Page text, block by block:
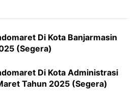
Di Kota Banjarmasin
(Segera)
Di Kota Administrasi
Tahun 2025 (Segera)